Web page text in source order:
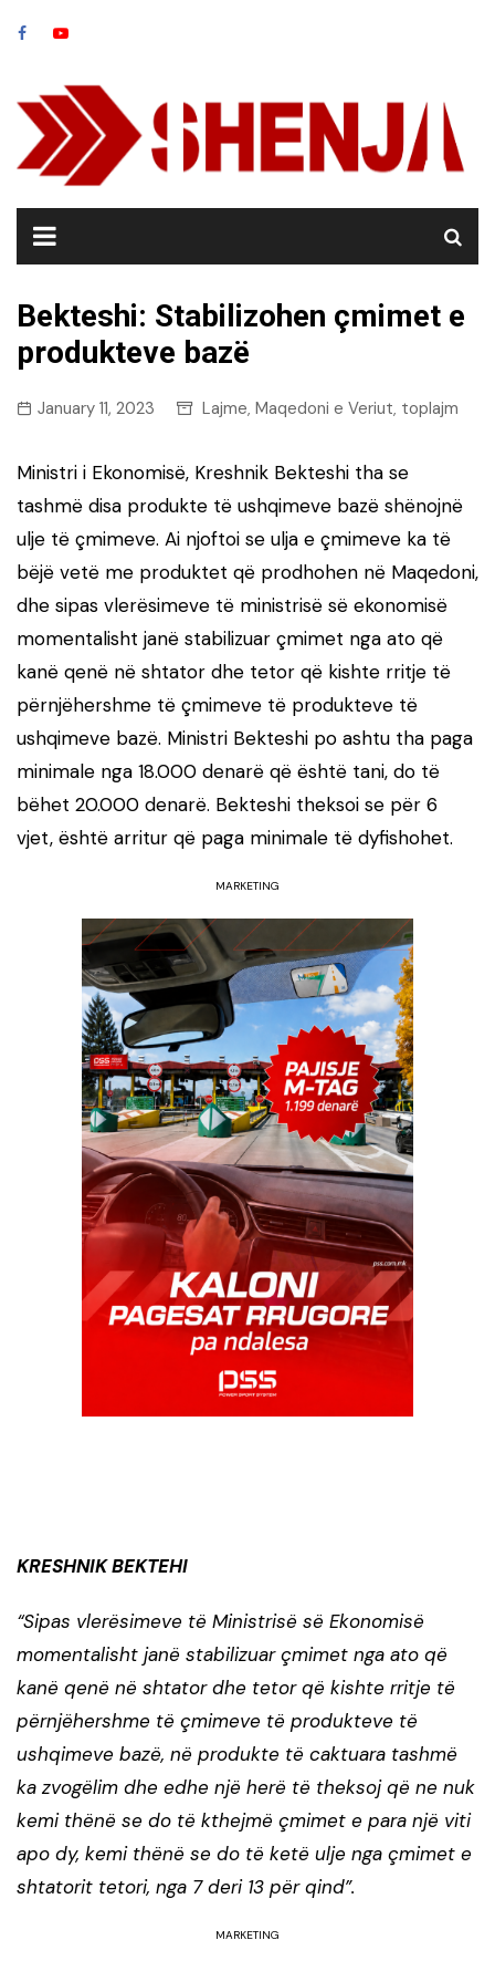
Bekteshi: Stabilizohen çmimet e
produkteve bazë
January 11, 2023 Lajme, Maqedoni e Veriut, toplajm
Ministri i Ekonomisë, Kreshnik Bekteshi tha se
tashmë disa produkte të ushqimeve bazë shënojnë
ulje të çmimeve. Ai njoftoi se ulja e çmimeve ka të
bëjë vetë me produktet që prodhohen në Maqedoni,
dhe sipas vlerësimeve të ministrisë së ekonomisë
momentalisht janë stabilizuar çmimet nga ato që
kanë qenë në shtator dhe tetor që kishte rritje të
përnjëhershme të çmimeve të produkteve të
ushqimeve bazë. Ministri Bekteshi po ashtu tha paga
minimale nga 18.000 denarë që është tani, do të
bëhet 20.000 denarë. Bekteshi theksoi se për 6
vjet, është arritur që paga minimale të dyfishohet.
MARKETING
KRESHNIK BEKTEHI
“Sipas vlerësimeve të Ministrisë së Ekonomisë
momentalisht janë stabilizuar çmimet nga ato që
kanë qenë në shtator dhe tetor që kishte rritje të
përnjëhershme të çmimeve të produkteve të
ushqimeve bazë, në produkte të caktuara tashmë
ka zvogëlim dhe edhe një herë të theksoj që ne nuk
kemi thënë se do të kthejmë çmimet e para një viti
apo dy, kemi thënë se do të ketë ulje nga çmimet e
shtatorit tetori, nga 7 deri 13 për qind”.
MARKETING